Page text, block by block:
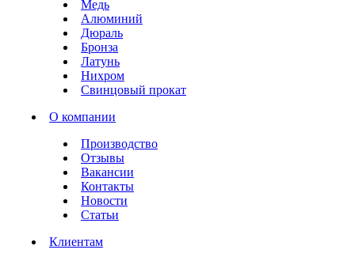
Медь
Алюминий
Дюраль
Бронза
Латунь
Нихром
Свинцовый прокат
О компании
Производство
Отзывы
Вакансии
Контакты
Новости
Статьи
Клиентам